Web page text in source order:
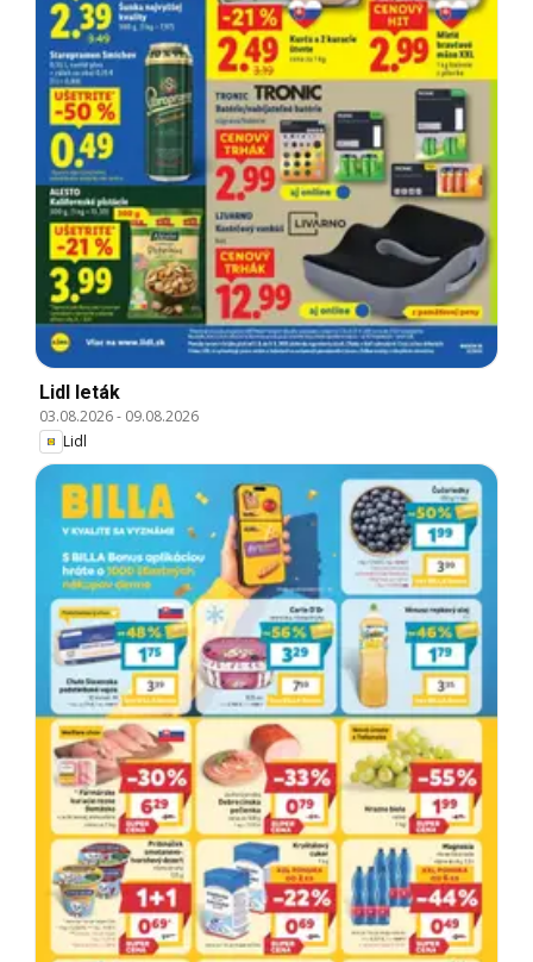
Lidl leták
03.08.2026- 09.08.2026
Lidl